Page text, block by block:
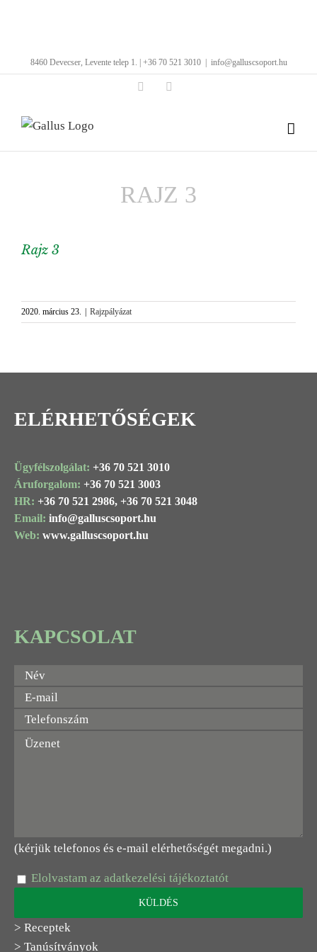
8460 Devecser, Levente telep 1. | +36 70 521 3010 info@galluscsoport.hu
Facebook
RAJZ 3
Rajz 3
Larger
Image
2020. március 23. Rajzpályázat
ELÉRHETŐSÉGEK
Ügyfélszolgálat: +36 70 521 3010
Áruforgalom: +36 70 521 3003
HR: +36 70 521 2986, +36 70 521 3048
Email: info@galluscsoport.hu
Web: www.galluscsoport.hu
KAPCSOLAT
(kérjük telefonos és e-mail elérhetőségét megadni.)
Elolvastam az adatkezelési tájékoztatót
> Receptek
> Tanúsítványok